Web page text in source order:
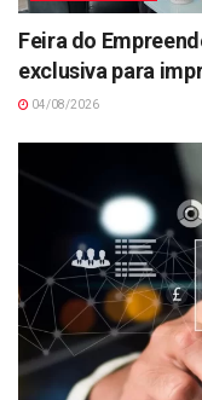
Feira do
exclusiva para
04/08/2026